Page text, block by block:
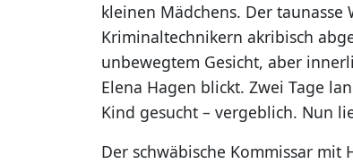
kleinen Mädchens. Der
Kriminaltechnikern akribisch
unbewegtem Gesicht, aber
Elena Hagen blickt. Zwei Tage
Kind gesucht – vergeblich. Nun
Der schwäbische Kommissar